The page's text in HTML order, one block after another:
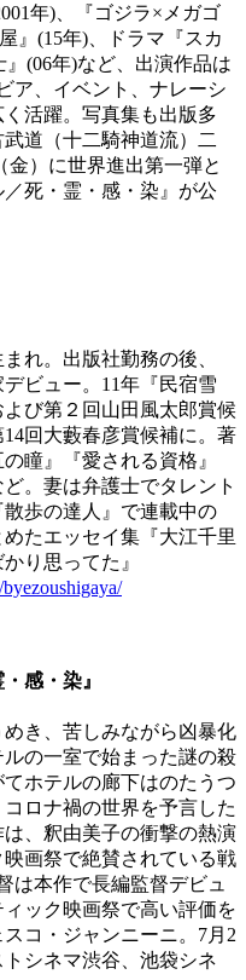
年)、『ゴジラ×メガゴ
』(15年)、ドラマ『スカ
(06年)など、出演作品は
ア、イベント、ナレーシ
活躍。写真集も出版多
道（十二騎神道流）二
金）に世界進出第一弾と
死・霊・感・染』が公
れ。出版社勤務の後、
ビュー。11年『民宿雪
び第２回山田風太郎賞候
回大藪春彦賞候補に。著
瞳』『愛される資格』
。妻は弁護士でタレント
歩の達人』で連載中の
たエッセイ集『大江千里
り思ってた』
感・染』
き、苦しみながら凶暴化
の一室で始まった謎の殺
ホテルの廊下はのたうつ
ロナ禍の世界を予言した
、釈由美子の衝撃の熱演
画祭で絶賛されている戦
は本作で長編監督デビュ
ック映画祭で高い評価を
コ・ジャンニーニ。7月2
シネマ渋谷、池袋シネ